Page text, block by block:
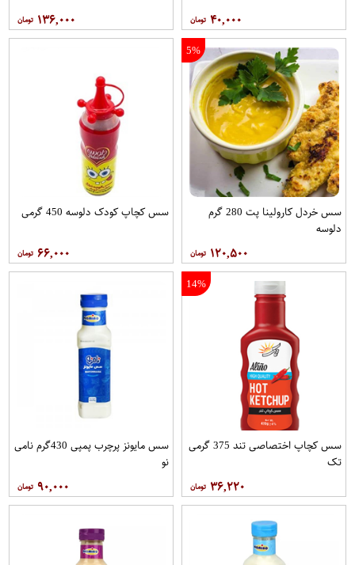
۴۰,۰۰۰ ۱۳۶,۰۰۰
5%
سس خردل کارولینا پت 280 گرم
دلوسه
۱۲۰,۵۰۰
سس کچاپ کودک دلوسه 450 گرمی
۶۶,۰۰۰
14%
سس کچاپ اختصاصی تند 375 گرمی
تک
۳۶,۲۲۰
سس مایونز پرچرب پمپی 430گرم نامی
نو
۹۰,۰۰۰